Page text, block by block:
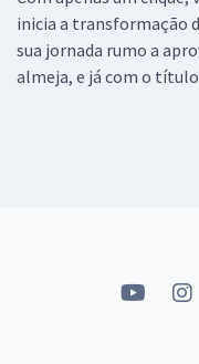
inicia a transformação
sua jornada rumo a
almeja, e já com o